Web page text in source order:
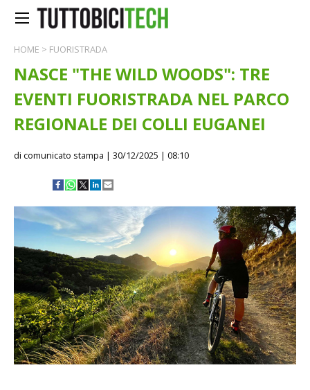
HOME > FUORISTRADA
NASCE "THE WILD WOODS": TRE
EVENTI FUORISTRADA NEL PARCO
REGIONALE DEI COLLI EUGANEI
di comunicato stampa | 30/12/2025 | 08:10